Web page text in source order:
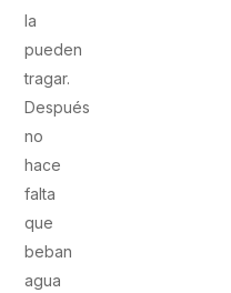
la
pueden
tragar.
Después
no
hace
falta
que
beban
agua